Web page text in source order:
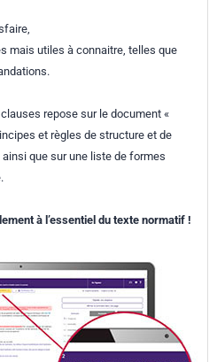
mais utiles à connaitre, telles que
repose sur le document «
et règles de structure et de
que sur une liste de formes
à l’essentiel du texte normatif !